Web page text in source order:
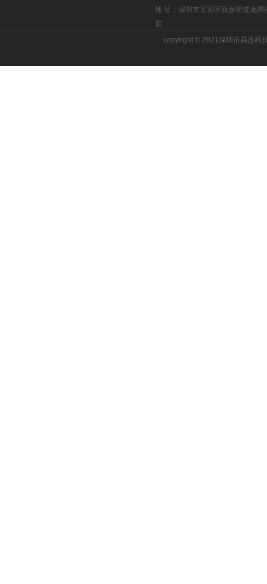
地 址：深圳市宝安区西乡街道龙
层
copyright © 2021深圳市易连科